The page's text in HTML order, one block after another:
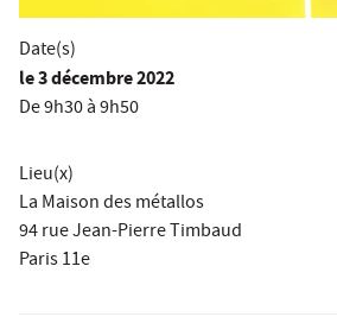
Date(s)
le3 décembre 2022
De 9h30 à 9h50
Lieu(x)
La Maison des métallos
94 rue Jean-Pierre Timbaud
Paris 11e